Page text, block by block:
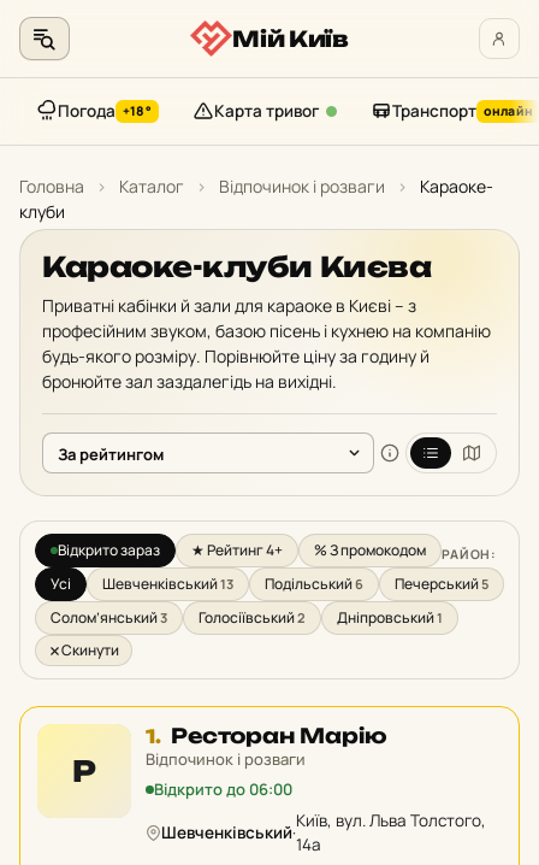
контенту
Мій Київ
Погода +18° Карта тривог Транспорт онлайн
Головна › Каталог › Відпочинок і розваги ›
Караоке-
клуби
Караоке-клуби Києва
Приватні кабінки й зали для караоке в Києві – з
професійним звуком, базою пісень і кухнею на компанію
будь-якого розміру. Порівнюйте ціну за годину й
бронюйте зал заздалегідь на вихідні.
Відкрито зараз ★ Рейтинг 4+ % З промокодом РАЙОН:
Усі Шевченківський13 Подільський6 Печерський5
Солом’янський3 Голосіївський2 Дніпровський1
Скинути
Р
1. Місце
1
у
рейтингу:
Ресторан Марію
Відпочинок і розваги
Відкрито до 06:00
Шевченківський·
Київ, вул. Льва Толстого,
14а